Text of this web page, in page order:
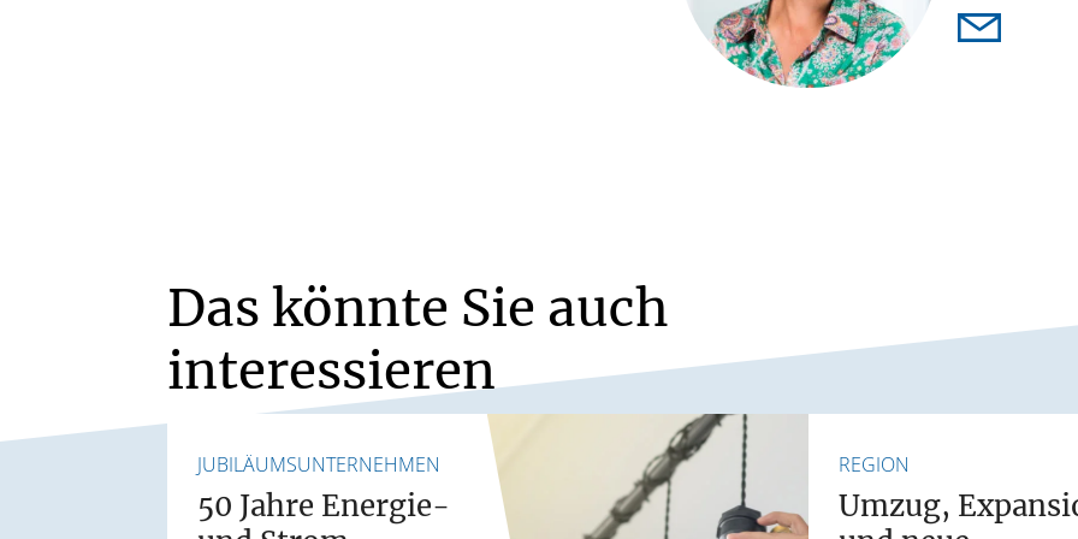
Das könnte Sie auch
interessieren
JUBILÄUMSUNTERNEHMEN
50 Jahre Energie-
REGION
Umzug,